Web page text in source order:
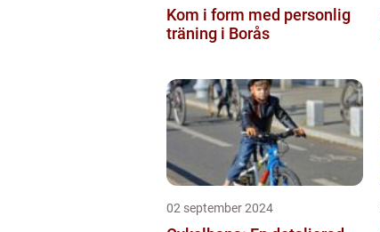
Kom i form med personlig
träning i Borås
02 september 2024